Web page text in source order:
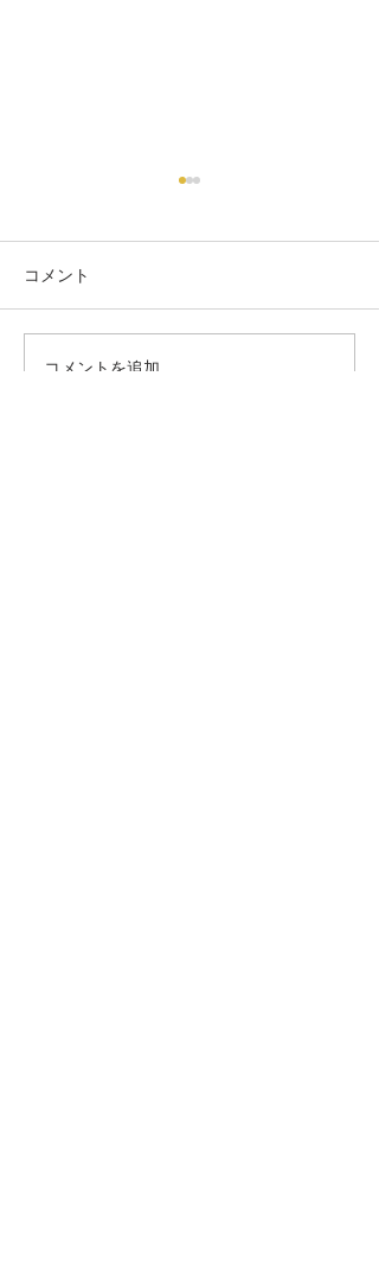
✨第７回 なないろてく
コメント
コメントを追加…